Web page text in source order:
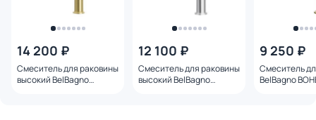
14 200 ₽
Смеситель для раковины
высокий BelBagno
12 100 ₽
Смеситель для раковины
высокий BelBagno
9 250 ₽
Смеситель
BelBagno